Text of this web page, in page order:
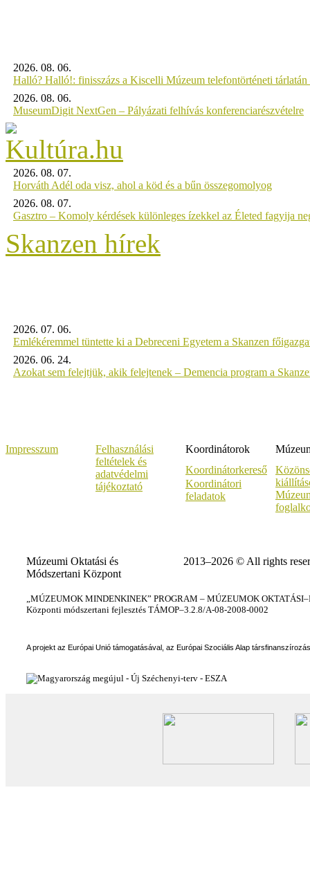
2026. 08. 06.
Halló? Halló!: finisszázs a Kiscelli Múzeum telefontörténeti tárlatán
2026. 08. 06.
MuseumDigit NextGen – Pályázati felhívás konferenciarészvételre
2026. 08. 07.
Horváth Adél oda visz, ahol a köd és a bűn összegomolyog
2026. 08. 07.
Gasztro – Komoly kérdések különleges ízekkel az Életed fagyija
Skanzen hírek
2026. 07. 06.
Emlékéremmel tüntette ki a Debreceni Egyetem a Skanzen
2026. 06. 24.
Azokat sem felejtjük, akik felejtenek – Demencia program a
Impresszum
Felhasználási
feltételek és
adatvédelmi
tájékoztató
Koordinátorok
Koordinátorkereső
Koordinátori
feladatok
Múzeumi Oktatási és
Módszertani Központ
2013–2026 © All rights
„MÚZEUMOK MINDENKINEK” PROGRAM – MÚZEUMOK
Központi módszertani fejlesztés TÁMOP–3.2.8/A-08-2008-0002
A projekt az Európai Unió támogatásával, az Európai Szociális Alap